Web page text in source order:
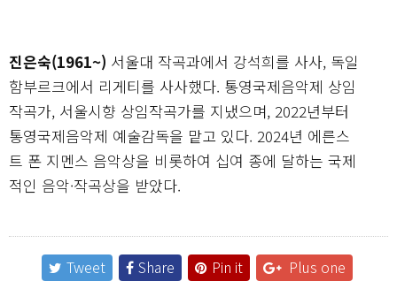
진은숙(1961~) 서울대 작곡과에서 강석희를 사사, 독일
함부르크에서 리게티를 사사했다. 통영국제음악제 상임
작곡가, 서울시향 상임작곡가를 지냈으며, 2022년부터
통영국제음악제 예술감독을 맡고 있다. 2024년 에른스
트 폰 지멘스 음악상을 비롯하여 십여 종에 달하는 국제
적인 음악·작곡상을 받았다.
Tweet Share Pin it
Plus one